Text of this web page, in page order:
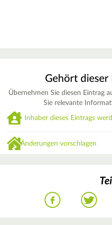
Gehört dieser
Übernehmen Sie diesen Eintrag
Sie relevante
Inhaber dieses Eintrags
Änderungen vorschlagen